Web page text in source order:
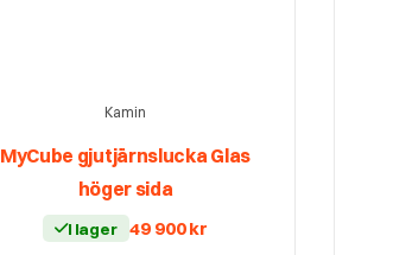
Kamin
MyCube gjutjärnslucka Glas
höger sida
I lager 49 900kr